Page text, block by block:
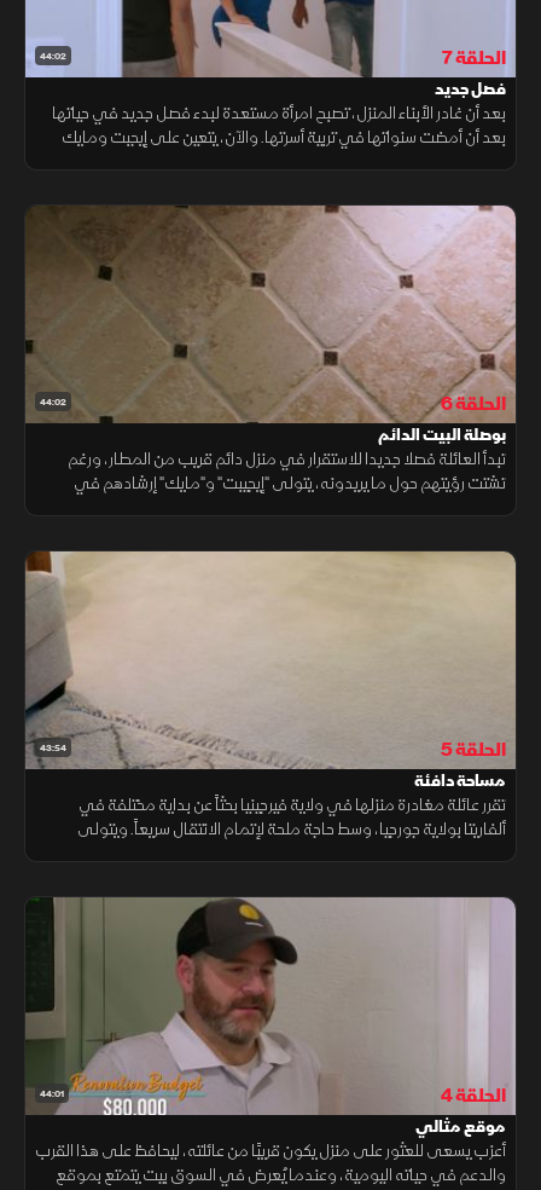
44:02 الحلقة 7
فصل جديد
بعد أن غادر الأبناء المنزل، تصبح امرأة مستعدة لبدء فصل جديد في حياتها
بعد أن أمضت سنواتها في تربية أسرتها. والآن، يتعين على إيجبت ومايك
44:02 الحلقة 6
بوصلة البيت الدائم
تبدأ العائلة فصلا جديدا للاستقرار في منزل دائم قريب من المطار، ورغم
تشتت رؤيتهم حول ما يريدونه، يتولى "إيجيبت" و"مايك" إرشادهم في
43:54 الحلقة 5
مساحة دافئة
تقرر عائلة مغادرة منزلها في ولاية فيرجينيا بحثاً عن بداية مختلفة في
ألفاريتا بولاية جورجيا، وسط حاجة ملحة لإتمام الانتقال سريعاً. ويتولى
44:01 الحلقة 4
موقع مثالي
أعزب يسعى للعثور على منزل يكون قريبًا من عائلته، ليحافظ على هذا القرب
والدعم في حياته اليومية، وعندما يُعرض في السوق بيت يتمتع بموقع